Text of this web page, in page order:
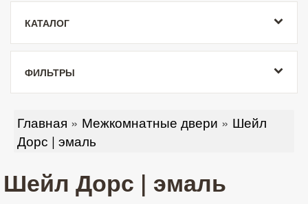
Главная » Межкомнатные двери » Шейл
Дорс | эмаль
Шейл Дорс | эмаль
КАТАЛОГ
ФИЛЬТРЫ